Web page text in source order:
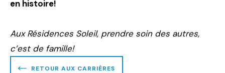
en histoire!
Aux Résidences Soleil, prendre soin des autres,
c’est de famille!
RETOUR AUX CARRIÈRES